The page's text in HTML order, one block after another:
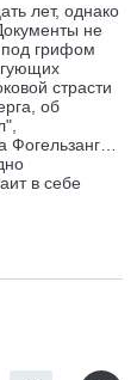
лет, однако
не
под грифом
страсти
об
Фогельзанг…
в себе